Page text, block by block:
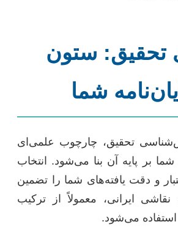
تحقیق: ستون
شما
تحقیق، چارچوب علمی‌ای
بر پایه آن بنا می‌شود. انتخاب
و دقت یافته‌های شما را تضمین
ایرانی، معمولاً از ترکیب
می‌شود.